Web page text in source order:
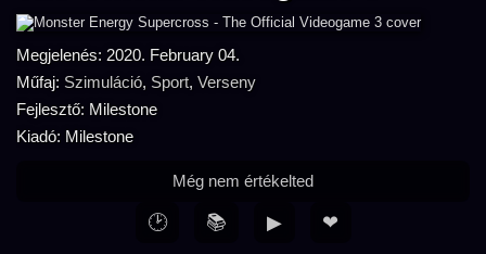
Megjelenés: 2020. February 04.
Műfaj: Szimuláció, Sport, Verseny
Fejlesztő: Milestone
Kiadó: Milestone
Még nem értékelted
🕑 📚 ▶ ❤